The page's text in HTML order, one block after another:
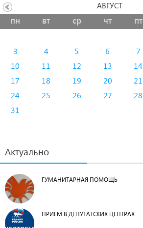
пн вт ср чт пт
3
4 5 6 7
10
11 12 13 14
17
18 19 20 21
24
25 26 27 28
31
АВГУСТ
Актуально
ГУМАНИТАРНАЯ ПОМОЩЬ
ПРИЕМ В ДЕПУТАТСКИХ ЦЕНТРАХ